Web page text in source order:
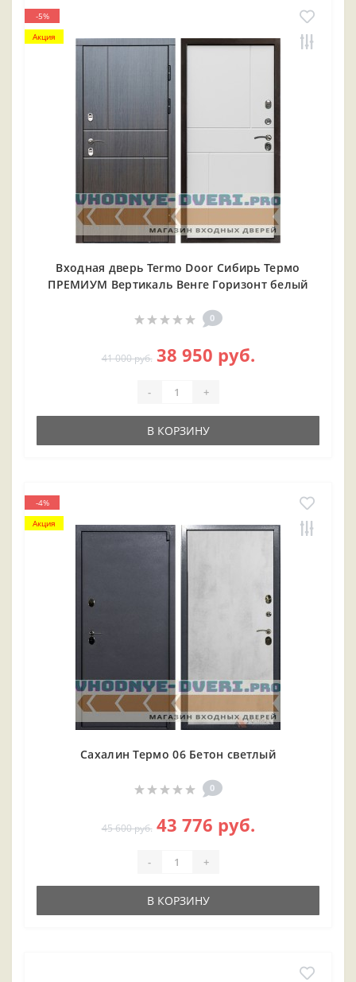
-5%
Акция
Входная дверь Termo Door Сибирь Термо
ПРЕМИУМ Вертикаль Венге Горизонт белый
0
41 000 руб. 38 950 руб.
- +
В КОРЗИНУ
-4%
Акция
Сахалин Термо 06 Бетон светлый
0
45 600 руб. 43 776 руб.
- +
В КОРЗИНУ